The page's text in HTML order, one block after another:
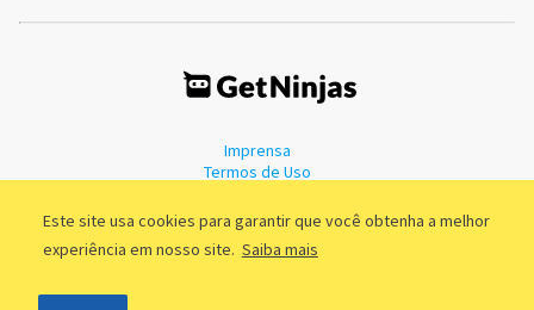
Este site usa cookies para garantir que você obtenha a melhor
experiência em nosso site. Saiba mais
Imprensa
Termos de Uso
©2011 - 2026, GetNinjas LTDA. CNPJ 55.744.877/0001-89 - Rua Dr.